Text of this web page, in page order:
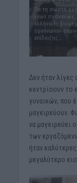
Για τη σωστή
νέων συσκευών,
ελληνικές
οργάνωναν
επίδειξης…
Δεν ήταν λίγες
κεντρίσουν το
γυναικών, που
μαγειρεύουν.
να μαγειρεύει
των
ήταν
μεγαλύτερο